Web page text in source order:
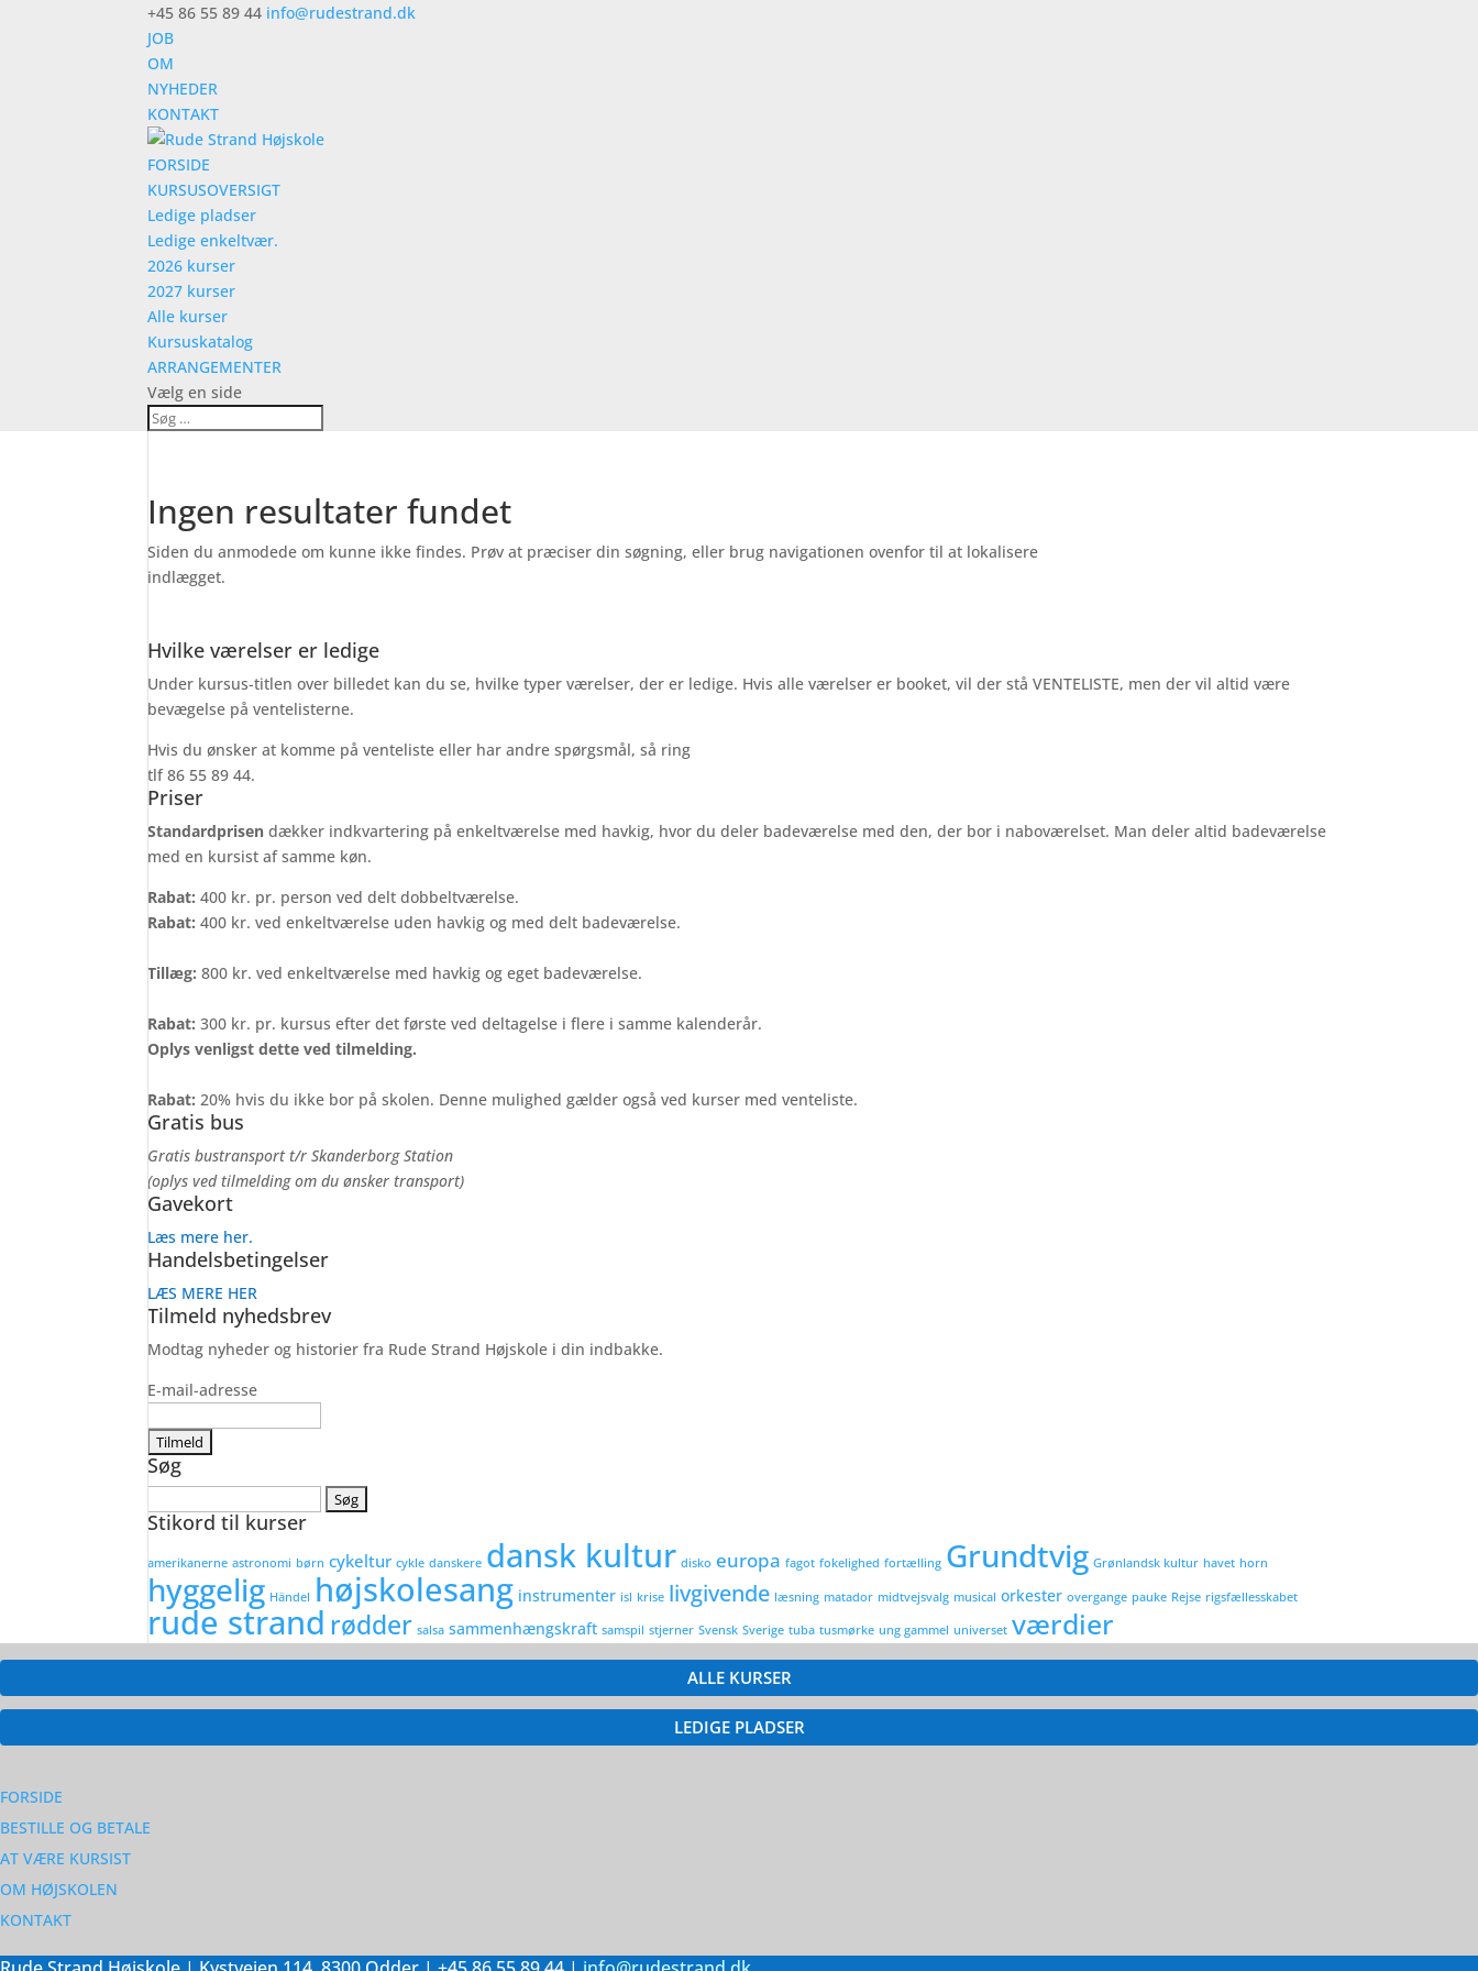
+45 86 55 89 44 info@rudestrand.dk
JOB
OM
NYHEDER
KONTAKT
FORSIDE
KURSUSOVERSIGT
Ledige pladser
Ledige enkeltvær.
2026 kurser
2027 kurser
Alle kurser
Kursuskatalog
ARRANGEMENTER
Vælg en side
Ingen resultater fundet
Siden du anmodede om kunne ikke findes. Prøv at præciser din søgning, eller brug navigationen ovenfor til at lokalisere
indlægget.
Hvilke værelser er ledige
Under kursus-titlen over billedet kan du se, hvilke typer værelser, der er ledige. Hvis alle værelser er booket, vil der stå VENTELISTE, men der vil altid være
bevægelse på ventelisterne.
Hvis du ønsker at komme på venteliste eller har andre spørgsmål, så ring
tlf 86 55 89 44.
Priser
Standardprisendækker indkvartering på enkeltværelse med havkig, hvor du deler badeværelse med den, der bor i naboværelset. Man deler altid badeværelse
med en kursist af samme køn.
Rabat: 400 kr. pr. person ved delt dobbeltværelse.
Rabat: 400 kr. ved enkeltværelse uden havkig og med delt badeværelse.
Tillæg: 800 kr. ved enkeltværelse med havkig og eget badeværelse.
Rabat: 300 kr. pr. kursus efter det første ved deltagelse i flere i samme kalenderår.
Oplys venligst dette ved tilmelding.
Rabat: 20% hvis du ikke bor på skolen. Denne mulighed gælder også ved kurser med venteliste.
Gratis bus
Gratis bustransport t/r Skanderborg Station
(oplys ved tilmelding om du ønsker transport)
Gavekort
Læs mere her.
Handelsbetingelser
LÆS MERE HER
Tilmeld nyhedsbrev
Modtag nyheder og historier fra Rude Strand Højskole i din indbakke.
E-mail-adresse
Søg
efter:
Stikord til kurser
amerikanerne astronomi børn cykeltur cykle danskere dansk kultur disko europa fagot fokelighed fortælling Grundtvig Grønlandsk kultur havet horn
hyggelig Händel højskolesang instrumenter isl krise livgivende læsning matador midtvejsvalg musical orkester overgange pauke Rejse rigsfællesskabet
rude strand rødder salsa sammenhængskraft samspil stjerner Svensk Sverige tuba tusmørke ung gammel universet værdier
ALLE KURSER
LEDIGE PLADSER
FORSIDE
BESTILLE OG BETALE
AT VÆRE KURSIST
OM HØJSKOLEN
KONTAKT